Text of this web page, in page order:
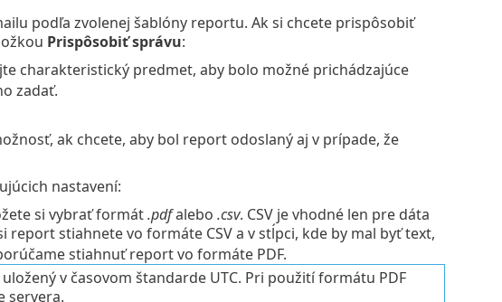
podľa zvolenej šablóny reportu. Ak si chcete prispôsobiť
Prispôsobiť správu:
charakteristický predmet, aby bolo možné prichádzajúce
zadať.
ak chcete, aby bol report odoslaný aj v prípade, že
nastavení:
si vybrať formát.pdfalebo .csv. CSV je vhodné len pre dáta
report stiahnete vo formáte CSV a v stĺpci, kde by mal byť text,
stiahnuť report vo formáte PDF.
v časovom štandarde UTC. Pri použití formátu PDF
servera.